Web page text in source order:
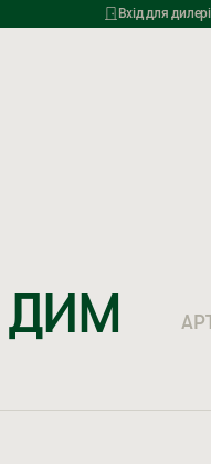
Вхід для
ДИМ